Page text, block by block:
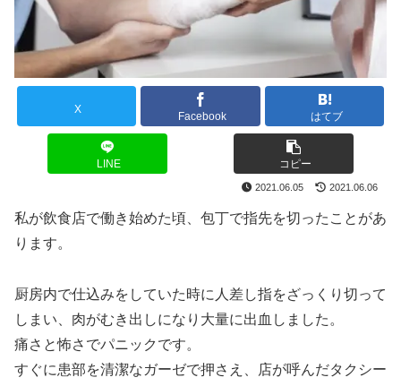
X
Facebook はてブ
LINE コピー
2021.06.05 2021.06.06
私が飲食店で働き始めた頃、包丁で指先を切ったことがあ
ります。
厨房内で仕込みをしていた時に人差し指をざっくり切って
しまい、肉がむき出しになり大量に出血しました。
痛さと怖さでパニックです。
すぐに患部を清潔なガーゼで押さえ、店が呼んだタクシー